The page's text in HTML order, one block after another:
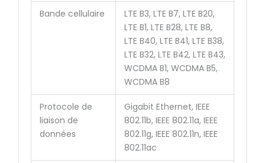
Bande cellulaire
LTE B3, LTE B7, LTE B20,
LTE B1, LTE B28, LTE B8,
LTE B40, LTE B41, LTE B38,
LTE B32, LTE B42, LTE B43,
WCDMA B1, WCDMA B5,
WCDMA B8
Protocole de
liaison de
données
Gigabit Ethernet, IEEE
802.11b, IEEE 802.11a, IEEE
802.11g, IEEE 802.11n, IEEE
802.11ac